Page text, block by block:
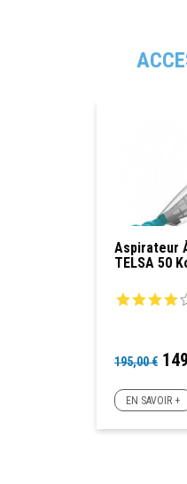
Aspirateur
TELSA 50
Prix
base
195,00 €
EN SAVOIR +